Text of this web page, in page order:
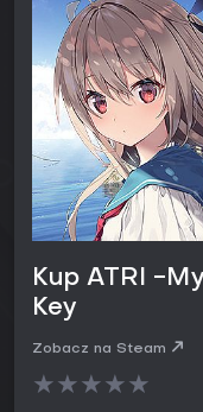
Kup ATRI -
Key
Zobacz na Steam
★★★★★